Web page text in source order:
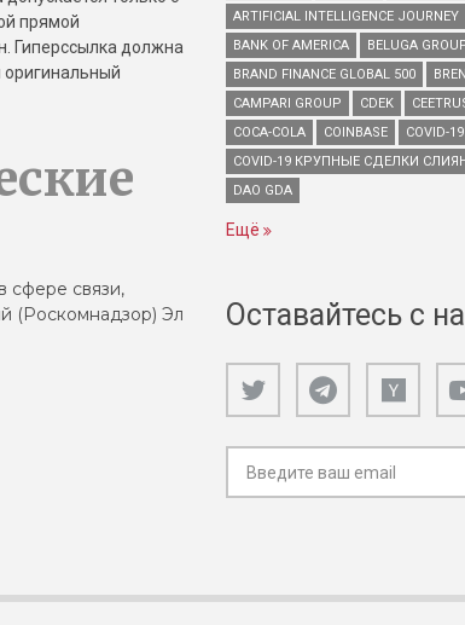
прямой
Гиперссылка должна
сфере связи,
(Роскомнадзор) Эл
ARTIFICIAL INTELLIGENCE JOURNEY
BANK OF AMERICA
BELUGA
BRAND FINANCE GLOBAL 500
CAMPARI GROUP
CDEK
COCA-COLA
COINBASE
COVID-19
COVID-19 КРУПНЫЕ СДЕЛКИ
DAO GDA
Ещё
Оставайтесь с